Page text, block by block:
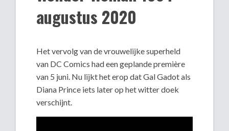
augustus 2020
Het vervolg van de vrouwelijke superheld
van DC Comics had een geplande première
van 5 juni. Nu lijkt het erop dat Gal Gadot als
Diana Prince iets later op het witter doek
verschijnt.